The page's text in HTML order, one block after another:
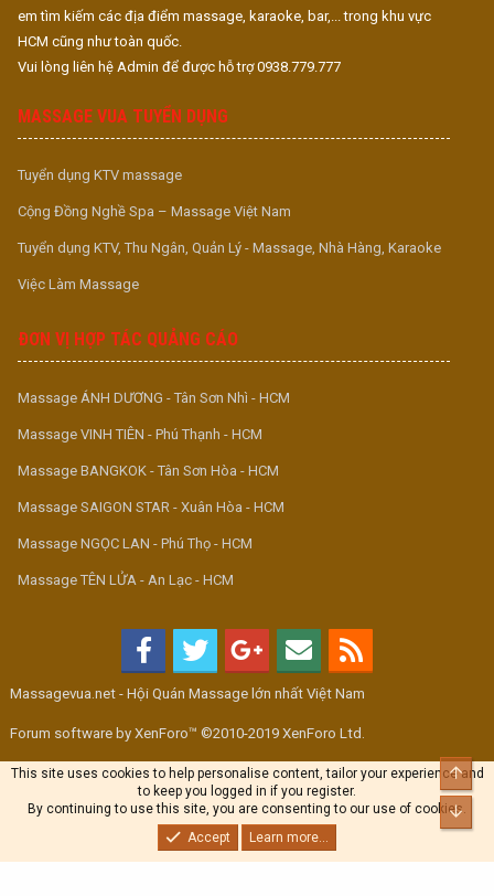
em tìm kiếm các địa điểm massage, karaoke, bar,... trong khu vực
HCM cũng như toàn quốc.
Vui lòng liên hệ Admin để được hỗ trợ 0938.779.777
MASSAGE VUA TUYỂN DỤNG
Tuyển dụng KTV massage
Cộng Đồng Nghề Spa – Massage Việt Nam
Tuyển dụng KTV, Thu Ngân, Quản Lý - Massage, Nhà Hàng, Karaoke
Việc Làm Massage
ĐƠN VỊ HỢP TÁC QUẢNG CÁO
Massage ÁNH DƯƠNG - Tân Sơn Nhì - HCM
Massage VINH TIÊN - Phú Thạnh - HCM
Massage BANGKOK - Tân Sơn Hòa - HCM
Massage SAIGON STAR - Xuân Hòa - HCM
Massage NGỌC LAN - Phú Thọ - HCM
Massage TÊN LỬA - An Lạc - HCM
Massagevua.net - Hội Quán Massage lớn nhất Việt Nam
Forum software by XenForo™ ©2010-2019 XenForo Ltd.
This site uses cookies to help personalise content, tailor your experience and
to keep you logged in if you register.
By continuing to use this site, you are consenting to our use of cookies.
Accept
Learn more...
Top